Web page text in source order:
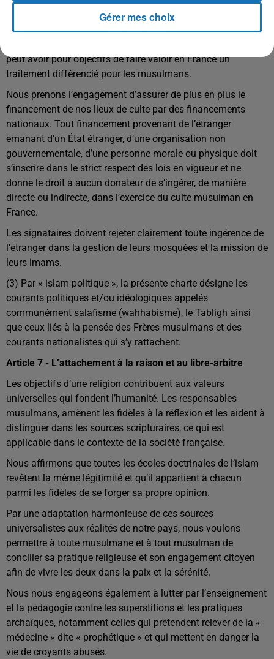
peut avoir pour objectifs de faire valoir en France un
traitement différencié pour les musulmans.
Nous prenons l’engagement d’assurer de plus en plus le
financement de nos lieux de culte par des financements
nationaux. Tout financement provenant de l’étranger
émanant d’un État étranger, d’une organisation non
gouvernementale, d’une personne morale ou physique doit
s’inscrire dans le strict respect des lois en vigueur et ne
donne le droit à aucun donateur de s’ingérer, de manière
directe ou indirecte, dans l’exercice du culte musulman en
France.
Les signataires doivent rejeter clairement toute ingérence de
l’étranger dans la gestion de leurs mosquées et la mission de
leurs imams.
(3) Par « islam politique », la présente charte désigne les
courants politiques et/ou idéologiques appelés
communément salafisme (wahhabisme), le Tabligh ainsi
que ceux liés à la pensée des Frères musulmans et des
courants nationalistes qui s’y rattachent.
Article 7 - L’attachement à la raison et au libre-arbitre
Les objectifs d’une religion contribuent aux valeurs
universelles qui fondent l’humanité. Les responsables
musulmans, amènent les fidèles à la réflexion et les aident à
distinguer dans les sources scripturaires, ce qui est
applicable dans le contexte de la société française.
Nous affirmons que toutes les écoles doctrinales de l’islam
revêtent la même légitimité et qu’il appartient à chacun
parmi les fidèles de se forger sa propre opinion.
Par une adaptation harmonieuse de ces sources
universalistes aux réalités de notre pays, nous voulons
permettre à toute musulmane et à tout musulman de
concilier sa pratique religieuse et son engagement citoyen
afin de vivre les deux dans la paix et la sérénité.
Nous nous engageons également à lutter par l’enseignement
et la pédagogie contre les superstitions et les pratiques
archaïques, notamment celles qui prétendent relever de la «
médecine » dite « prophétique » et qui mettent en danger la
vie de croyants abusés.
Gérer mes choix